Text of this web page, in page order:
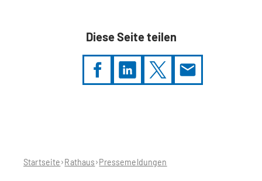
Diese Seite teilen
Startseite Rathaus Pressemeldungen